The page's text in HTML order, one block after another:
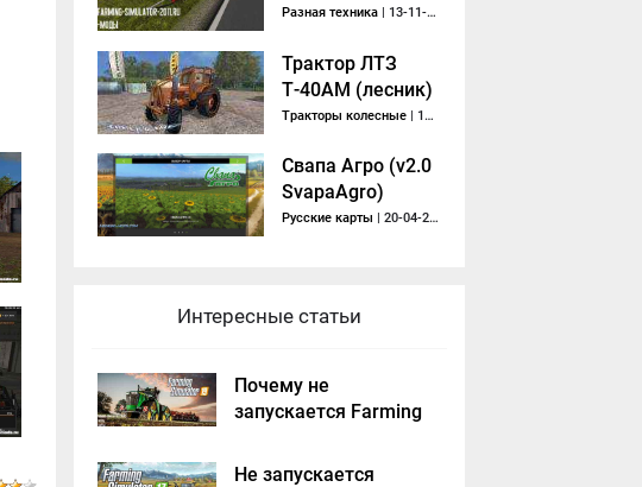
Rapid v 1.0
Разная техника | 13-11-2017, 22:15
Трактор ЛТЗ
Т-40АМ (лесник)
Тракторы колесные | 15-04-2016, 13:03
Свапа Агро (v2.0
SvapaAgro)
Русские карты | 20-04-2019, 06:28
Интересные статьи
Почему не
запускается Farming
решение
Не запускается